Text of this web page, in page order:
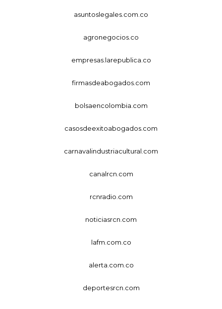
asuntoslegales.com.co
agronegocios.co
empresas.larepublica.co
firmasdeabogados.com
bolsaencolombia.com
casosdeexitoabogados.com
carnavalindustriacultural.com
canalrcn.com
rcnradio.com
noticiasrcn.com
lafm.com.co
alerta.com.co
deportesrcn.com